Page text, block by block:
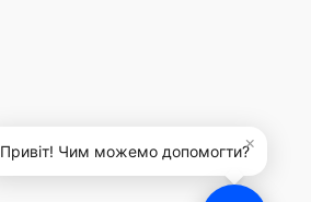
×
Привіт! Чим можемо допомогти?